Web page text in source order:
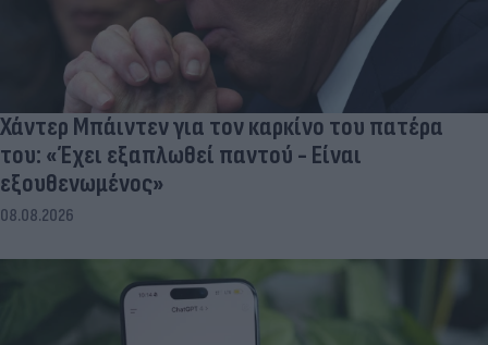
Χάντερ Μπάιντεν για τον καρκίνο του πατέρα
του: «Έχει εξαπλωθεί παντού - Είναι
εξουθενωμένος»
08.08.2026